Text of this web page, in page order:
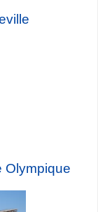
Olympique